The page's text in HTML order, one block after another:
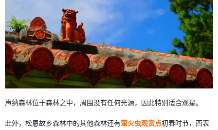
声纳森林位于森林之中，周围没有任何光源，因此特别适合观星。
此外，松恩故乡森林中的其他森林还有萤火虫观赏点初春时节，西表